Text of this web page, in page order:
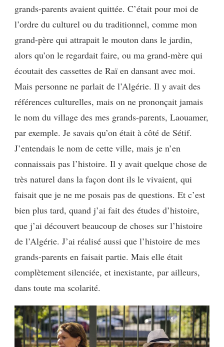
grands-parents avaient quittée. C’était pour moi de
l’ordre du culturel ou du traditionnel, comme mon
grand-père qui attrapait le mouton dans le jardin,
alors qu’on le regardait faire, ou ma grand-mère qui
écoutait des cassettes de Raï en dansant avec moi.
Mais personne ne parlait de l’Algérie. Il y avait des
références culturelles, mais on ne prononçait jamais
le nom du village des mes grands-parents, Laouamer,
par exemple. Je savais qu’on était à côté de Sétif.
J’entendais le nom de cette ville, mais je n’en
connaissais pas l’histoire. Il y avait quelque chose de
très naturel dans la façon dont ils le vivaient, qui
faisait que je ne me posais pas de questions. Et c’est
bien plus tard, quand j’ai fait des études d’histoire,
que j’ai découvert beaucoup de choses sur l’histoire
de l’Algérie. J’ai réalisé aussi que l’histoire de mes
grands-parents en faisait partie. Mais elle était
complètement silenciée, et inexistante, par ailleurs,
dans toute ma scolarité.